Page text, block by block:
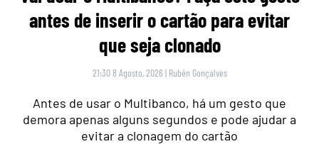
antes de inserir o cartão para evitar
que seja clonado
21:30 8 Agosto, 2026 | Rubén Gonçalves
Antes de usar o Multibanco, há um gesto que
demora apenas alguns segundos e pode ajudar a
evitar a clonagem do cartão